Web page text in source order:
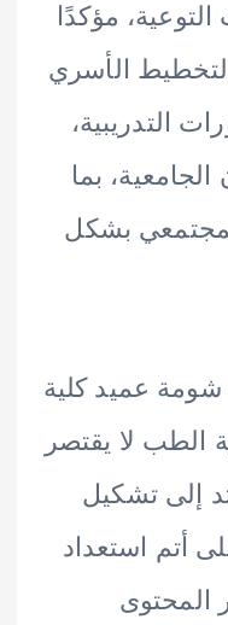
مؤكدًا
الأسري
بما
بشكل
كلية
يقتصر